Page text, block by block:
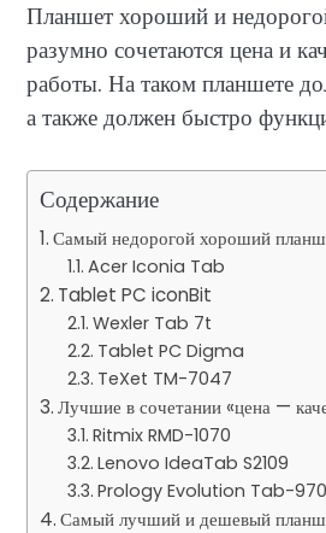
Планшет хороший и
разумно сочетаются цена и
работы. На таком планшете
а также должен быстро
Содержание
Самый недорогой хороший
Acer Iconia Tab
Tablet PC iconBit
Wexler Tab 7t
Tablet PC Digma
TeXet TM-7047
Лучшие в сочетании «цена —
Ritmix RMD-1070
Lenovo IdeaTab S2109
Prology Evolution Tab-970
Самый лучший и дешевый